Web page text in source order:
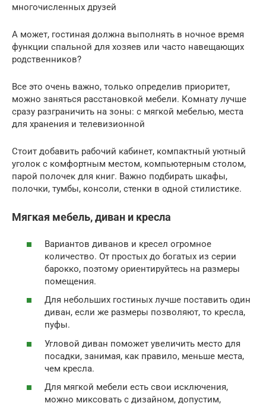
многочисленных друзей
А может, гостиная должна выполнять в ночное время
функции спальной для хозяев или часто навещающих
родственников?
Все это очень важно, только определив приоритет,
можно заняться расстановкой мебели. Комнату лучше
сразу разграничить на зоны: с мягкой мебелью, места
для хранения и телевизионной
Стоит добавить рабочий кабинет, компактный уютный
уголок с комфортным местом, компьютерным столом,
парой полочек для книг. Важно подбирать шкафы,
полочки, тумбы, консоли, стенки в одной стилистике.
Мягкая мебель, диван и кресла
Вариантов диванов и кресел огромное
количество. От простых до богатых из серии
барокко, поэтому ориентируйтесь на размеры
помещения.
Для небольших гостиных лучше поставить один
диван, если же размеры позволяют, то кресла,
пуфы.
Угловой диван поможет увеличить место для
посадки, занимая, как правило, меньше места,
чем кресла.
Для мягкой мебели есть свои исключения,
можно миксовать с дизайном, допустим,